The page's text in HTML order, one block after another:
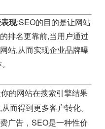
现:SEO的目的是让网站
排名更靠前,当用户通过
站,从而实现企业品牌曝
的网站在搜索引擎结果
而得到更多客户转化。
广告，SEO是一种性价